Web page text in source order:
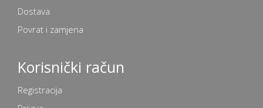
Dostava
Povrat i zamjena
Korisnički račun
Registracija